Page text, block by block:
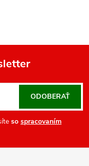
so spracovaním
ODOBERAŤ